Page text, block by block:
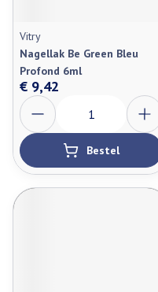
Vitry
Nagellak Be Green Bleu
Profond 6ml
€ 9,42
Aantal
Bestel